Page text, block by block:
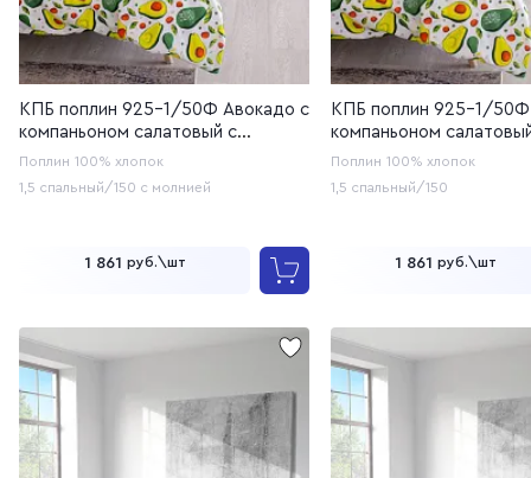
КПБ поплин 925-1/50Ф Авокадо с
компаньоном салатовый с
молнией (20с259)
Поплин 100% хлопок
1,5 спальный/150 с молнией
1 861 руб.\шт
КПБ поплин 925-1/50Ф
компаньоном
Поплин 100% хлопок
1,5 спальный/150
1 861 руб.\шт